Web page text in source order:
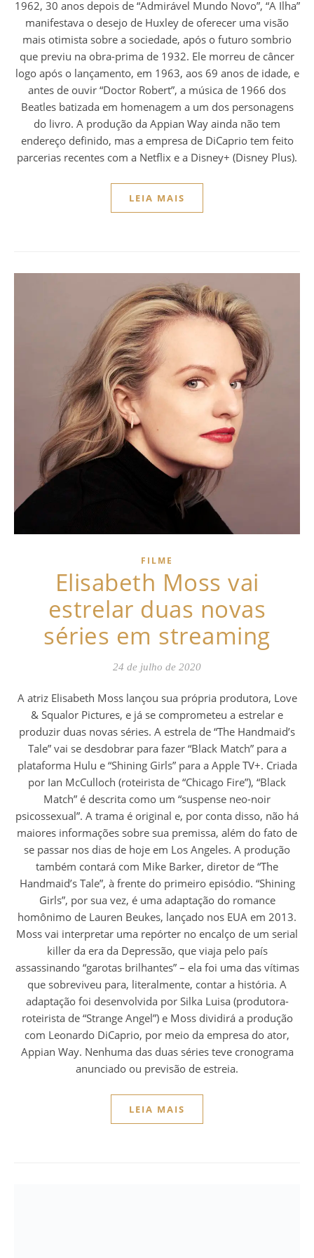
1962, 30 anos depois de “Admirável Mundo Novo”, “A Ilha”
manifestava o desejo de Huxley de oferecer uma visão
mais otimista sobre a sociedade, após o futuro sombrio
que previu na obra-prima de 1932. Ele morreu de câncer
logo após o lançamento, em 1963, aos 69 anos de idade, e
antes de ouvir “Doctor Robert”, a música de 1966 dos
Beatles batizada em homenagem a um dos personagens
do livro. A produção da Appian Way ainda não tem
endereço definido, mas a empresa de DiCaprio tem feito
parcerias recentes com a Netflix e a Disney+ (Disney Plus).
LEIA MAIS
FILME
Elisabeth Moss vai
estrelar duas novas
séries em streaming
24 de julho de 2020
A atriz Elisabeth Moss lançou sua própria produtora, Love
& Squalor Pictures, e já se comprometeu a estrelar e
produzir duas novas séries. A estrela de “The Handmaid’s
Tale” vai se desdobrar para fazer “Black Match” para a
plataforma Hulu e “Shining Girls” para a Apple TV+. Criada
por Ian McCulloch (roteirista de “Chicago Fire”), “Black
Match” é descrita como um “suspense neo-noir
psicossexual”. A trama é original e, por conta disso, não há
maiores informações sobre sua premissa, além do fato de
se passar nos dias de hoje em Los Angeles. A produção
também contará com Mike Barker, diretor de “The
Handmaid’s Tale”, à frente do primeiro episódio. “Shining
Girls”, por sua vez, é uma adaptação do romance
homônimo de Lauren Beukes, lançado nos EUA em 2013.
Moss vai interpretar uma repórter no encalço de um serial
killer da era da Depressão, que viaja pelo país
assassinando “garotas brilhantes” – ela foi uma das vítimas
que sobreviveu para, literalmente, contar a história. A
adaptação foi desenvolvida por Silka Luisa (produtora-
roteirista de “Strange Angel”) e Moss dividirá a produção
com Leonardo DiCaprio, por meio da empresa do ator,
Appian Way. Nenhuma das duas séries teve cronograma
anunciado ou previsão de estreia.
LEIA MAIS